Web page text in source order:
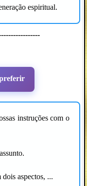
espiritual.
instruções com o
aspectos, ...